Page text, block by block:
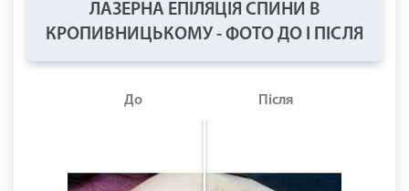
ЛАЗЕРНА ЕПІЛЯЦІЯ СПИНИ В
КРОПИВНИЦЬКОМУ - ФОТО ДО І ПІСЛЯ
До Після